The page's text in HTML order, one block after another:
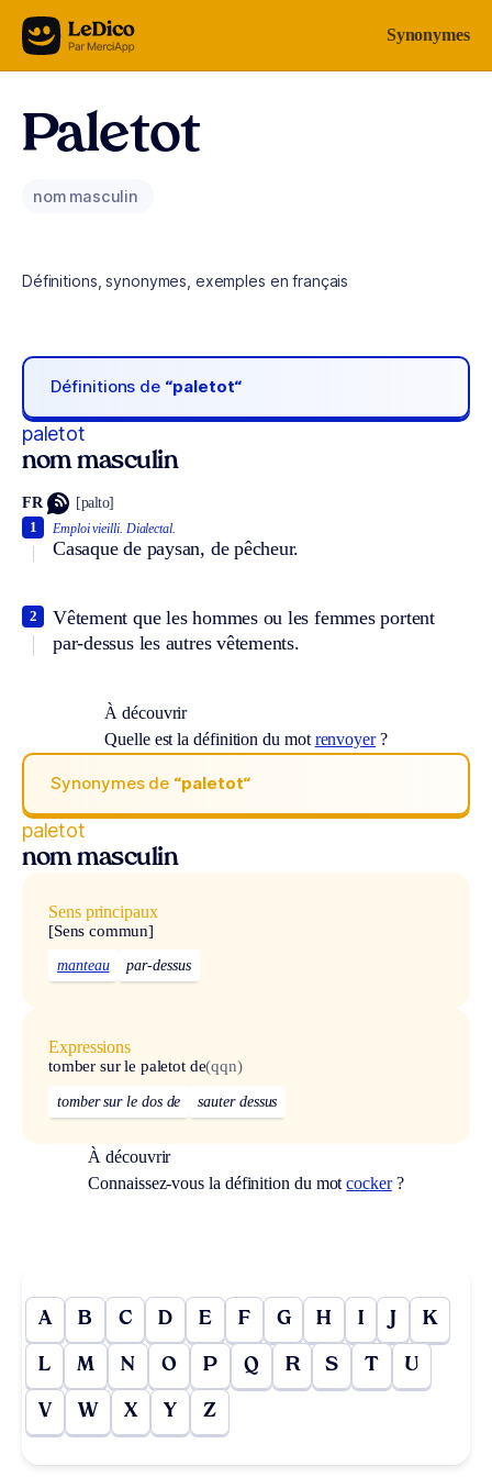
Aller au contenu Synonymes
Paletot
nom masculin
Définitions, synonymes, exemples en français
Définitions de “paletot“
paletot
nom masculin
FR [palto]
Emploi vieilli. Dialectal.
Casaque de paysan, de pêcheur.
1
Vêtement que les hommes ou les femmes portent
par-dessus les autres vêtements.
2
À découvrir
Quelle est la définition du mot renvoyer?
Synonymes de “paletot“
paletot
nom masculin
Sens principaux
[Sens commun]
manteau par-dessus
Expressions
tomber sur le paletot de(qqn)
tomber sur le dos de sauter dessus
À découvrir
Connaissez-vous la définition du motcocker?
A B C D E F G H I J K
L M N O P Q R S T U
V W X Y Z